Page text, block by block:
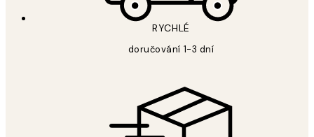
RYCHLÉ
doručování 1-3 dní